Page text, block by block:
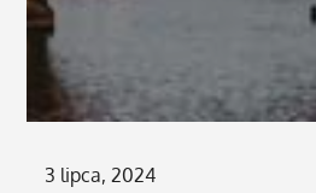
Posted
3 lipca, 2024